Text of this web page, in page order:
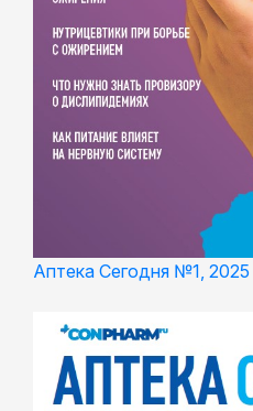
Аптека Сегодня №1, 2025